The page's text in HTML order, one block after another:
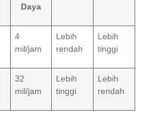
Daya
4
mil/jam
Lebih
rendah
Lebih
tinggi
32
mil/jam
Lebih
tinggi
Lebih
rendah